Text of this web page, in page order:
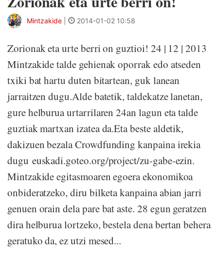
Mintzakide 2014-01-02 10:58
Zorionak eta urte berri on guztioi! 24 | 12 | 2013
Mintzakide talde gehienak oporrak edo atseden
txiki bat hartu duten bitartean, guk lanean
jarraitzen dugu.Alde batetik, taldekatze lanetan,
gure helburua urtarrilaren 24an lagun eta talde
guztiak martxan izatea da.Eta beste aldetik,
dakizuen bezala Crowdfunding kanpaina irekia
dugu euskadi.goteo.org/project/zu-gabe-ezin.
Mintzakide egitasmoaren egoera ekonomikoa
onbideratzeko, diru bilketa kanpaina abian jarri
genuen orain dela pare bat aste. 28 egun geratzen
dira helburua lortzeko, bestela dena bertan behera
geratuko da, ez utzi mesed...